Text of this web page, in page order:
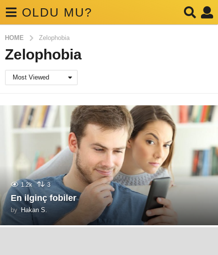
OLDU MU?
HOME Zelophobia
Zelophobia
Most Viewed
1.2k 3
En ilginç fobiler
by Hakan S.